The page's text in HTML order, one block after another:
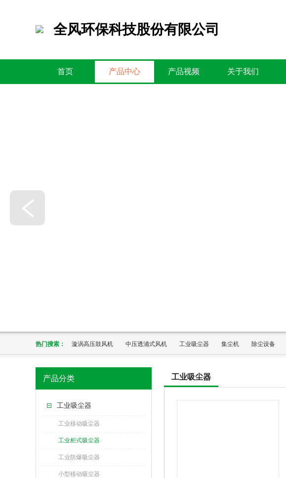
全风环保科技股份有限公司
首页 产品中心 产品视频 关于我们
热门搜索： 漩涡高压鼓风机 中压透浦式风机 工业吸尘器 集尘机 除尘设备
产品分类
工业吸尘器
工业移动吸尘器
工业柜式吸尘器
工业防爆吸尘器
小型移动吸尘器
工业吸尘器